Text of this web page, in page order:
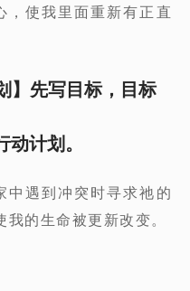
，使我里面重新有正直
】先写目标，目标
计划。
中遇到冲突时寻求祂的
的生命被更新改变。